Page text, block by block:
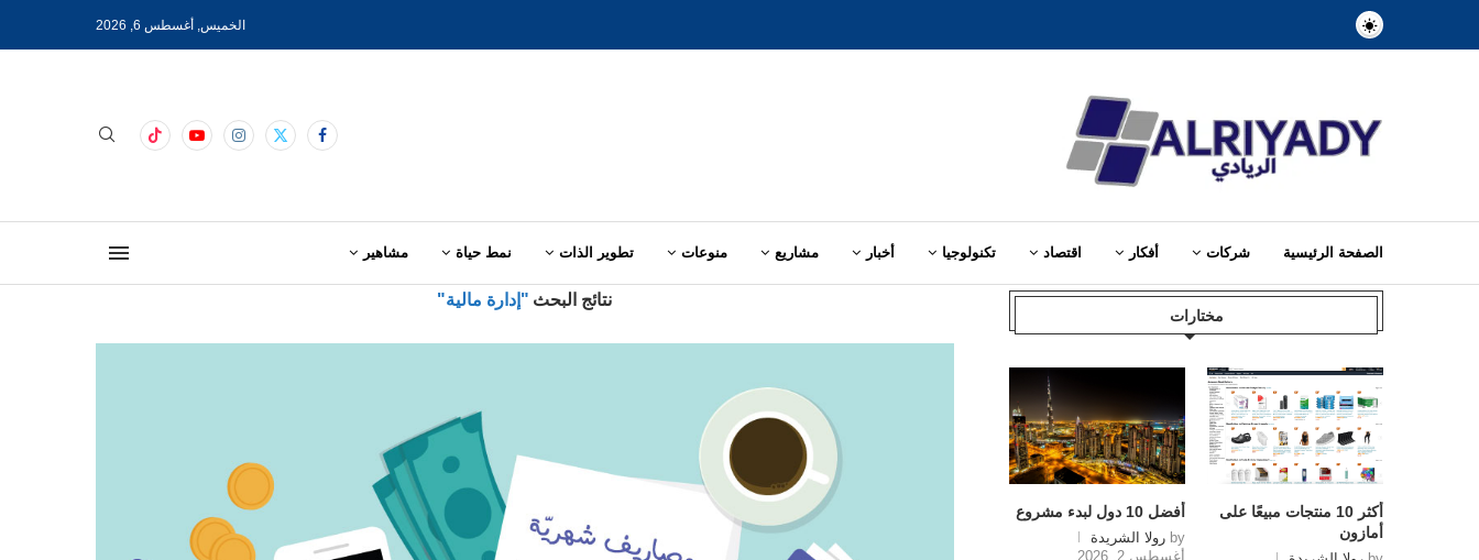
الخميس, أغسطس 6, 2026
الصفحة الرئيسية شركات أفكار اقتصاد تكنولوجيا أخبار مشاريع منوعات تطوير الذات نمط حياة مشاهير Home
» You searched for إدارة مالية
نتائج البحث "إدارة مالية"
مختارات
أكثر 10 منتجات مبيعًا على
أمازون
أفضل 10 دول لبدء مشروع
by رولا الشريدة
أغسطس 2, 2026